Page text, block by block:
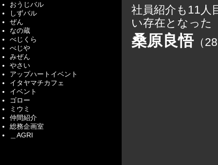
社員紹介も11人
い存在となった
桑原良悟（
おうじバル
しずバル
ぜん
なの蔵
べじくら
べじや
みぜん
やさい
アップハートイベント
イタヤマチカフェ
イベント
ゴロー
ミウミ
仲間紹介
総務企画室
＿AGRI